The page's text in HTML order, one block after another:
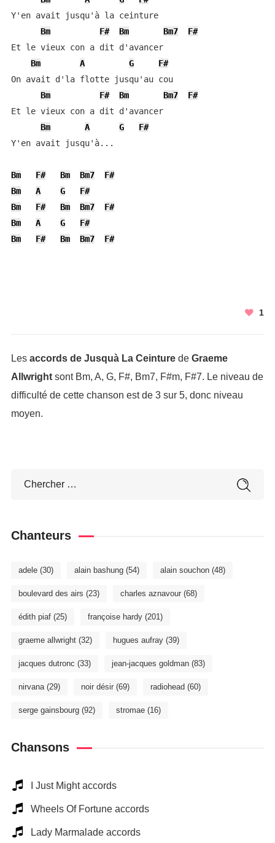
Y'en avait jusqu'à la ceinture
Bm
F# Bm Bm7
F#
Et le vieux con a dit d'avancer
Bm
A G
F#
On avait d'la flotte jusqu'au cou
Bm
F# Bm Bm7
F#
Et le vieux con a dit d'avancer
Bm
A G
F#
Y'en avait jusqu'à...
Bm F# Bm Bm7
F#
Bm
A G
F#
Bm
F# Bm Bm7
F#
Bm
A G
F#
Bm
F# Bm Bm7 F#
1
Les accords de Jusquà La Ceinturede Graeme
Allwrightsont Bm, A, G, F#, Bm7, F#m, F#7. Le niveau de
difficulté de cette chanson est de 3 sur 5, donc niveau
moyen.
Chanteurs
adele(30) alain bashung(54) alain souchon(48)
boulevard des airs (23) charles aznavour(68)
édith piaf(25) françoise hardy(201)
graeme allwright(32) hugues aufray(39)
jacques dutronc (33) jean-jacques goldman(83)
nirvana(29) noir désir(69) radiohead (60)
serge gainsbourg(92) stromae(16)
Chansons
I Just Might accords
Wheels Of Fortune accords
Lady Marmalade accords